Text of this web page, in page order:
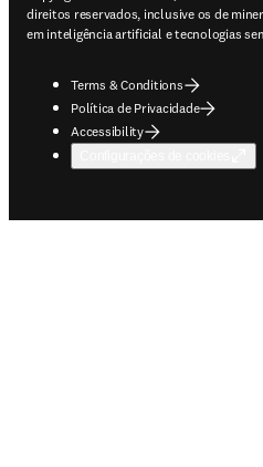
direitos reservados, inclusive os de
em inteligência artificial e tecnologias
Terms & Conditions
Política de Privacidade
Accessibility